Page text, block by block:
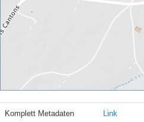
Komplett Metadaten Link